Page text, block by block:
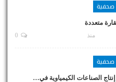
صحفية
متعددة
منذ
صحفية
الصناعات الكيمياوية في…